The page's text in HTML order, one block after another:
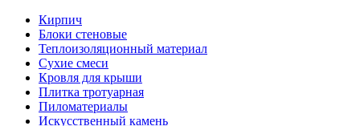
Кирпич
Блоки стеновые
Теплоизоляционный материал
Сухие смеси
Кровля для крыши
Плитка тротуарная
Пиломатериалы
Искусственный камень